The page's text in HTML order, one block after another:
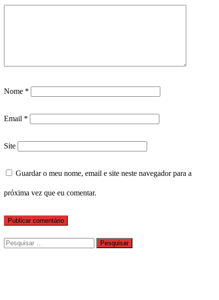
Nome *
Email *
Site
Guardar o meu nome, email e site neste navegador para a
próxima vez que eu comentar.
Pesquisar
por: